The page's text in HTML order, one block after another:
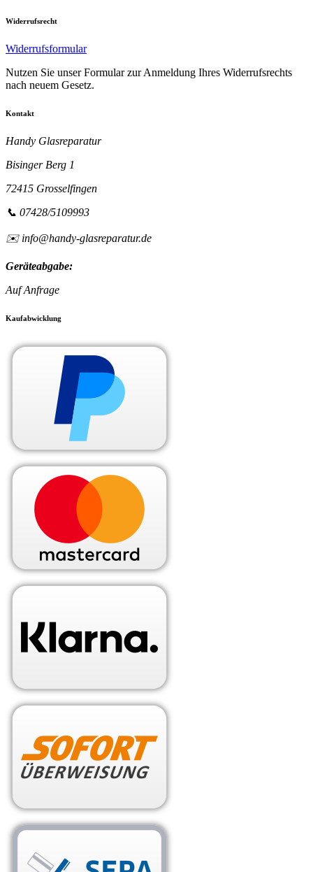
Widerrufsrecht
Widerrufsformular
Nutzen Sie unser Formular zur Anmeldung Ihres Widerrufsrechts
nach neuem Gesetz.
Kontakt
Handy Glasreparatur
Bisinger Berg 1
72415 Grosselfingen
📞 07428/5109993
✉️ info@handy-glasreparatur.de
Geräteabgabe:
Auf Anfrage
Kaufabwicklung